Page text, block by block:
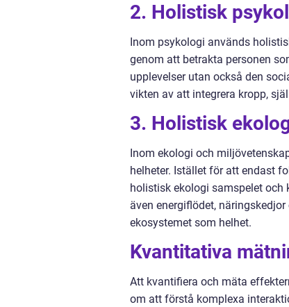
2. Holistisk
Inom psykologi används
genom att betrakta personen
upplevelser utan också den
vikten av att integrera kropp,
3. Holistisk
Inom ekologi och
helheter. Istället för att endast
holistisk ekologi samspelet
även energiflödet,
ekosystemet som helhet.
Kvantitativa
Att kvantifiera och mäta
om att förstå komplexa